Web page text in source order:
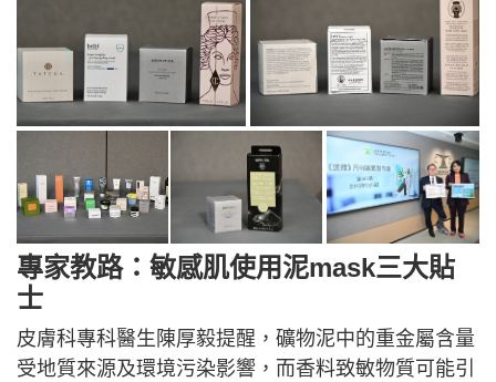
專家教路：敏感肌使用泥mask三大貼
士
皮膚科專科醫生陳厚毅提醒，礦物泥中的重金屬含量
受地質來源及環境污染影響，而香料致敏物質可能引